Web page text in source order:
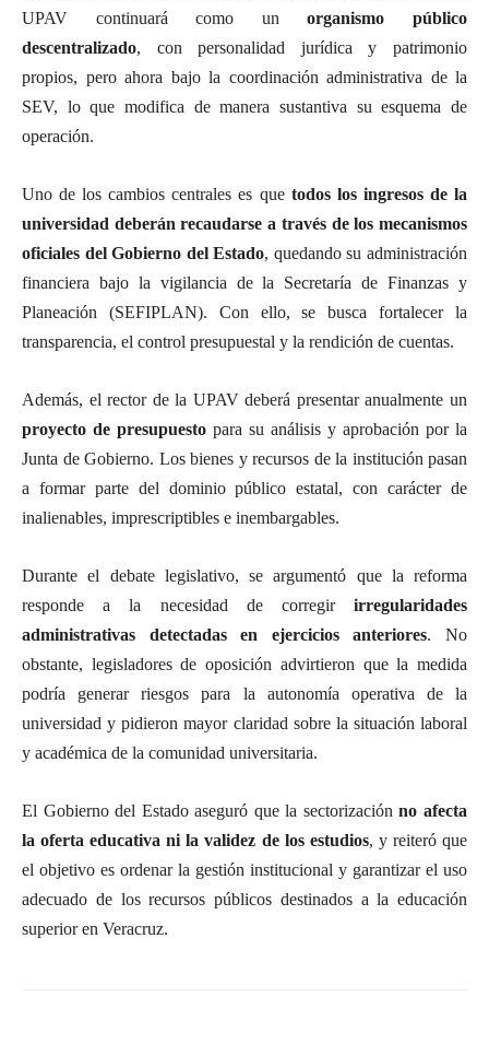
UPAV continuará como unorganismo público
descentralizado, con personalidad jurídica y patrimonio
propios, pero ahora bajo la coordinación administrativa de la
SEV, lo que modifica de manera sustantiva su esquema de
operación.
Uno de los cambios centrales es que todos los ingresos de la
universidad deberán recaudarse a través de los mecanismos
oficiales del Gobierno del Estado, quedando su administración
financiera bajo la vigilancia de la Secretaría de Finanzas y
Planeación (SEFIPLAN). Con ello, se busca fortalecer la
transparencia, el control presupuestal y la rendición de cuentas.
Además, el rector de la UPAV deberá presentar anualmente un
proyecto de presupuesto para su análisis y aprobación por la
Junta de Gobierno. Los bienes y recursos de la institución pasan
a formar parte del dominio público estatal, con carácter de
inalienables, imprescriptibles e inembargables.
Durante el debate legislativo, se argumentó que la reforma
responde a la necesidad de corregir irregularidades
administrativas detectadas en ejercicios anteriores. No
obstante, legisladores de oposición advirtieron que la medida
podría generar riesgos para la autonomía operativa de la
universidad y pidieron mayor claridad sobre la situación laboral
y académica de la comunidad universitaria.
El Gobierno del Estado aseguró que la sectorizaciónno afecta
la oferta educativa ni la validez de los estudios, y reiteró que
el objetivo es ordenar la gestión institucional y garantizar el uso
adecuado de los recursos públicos destinados a la educación
superior en Veracruz.